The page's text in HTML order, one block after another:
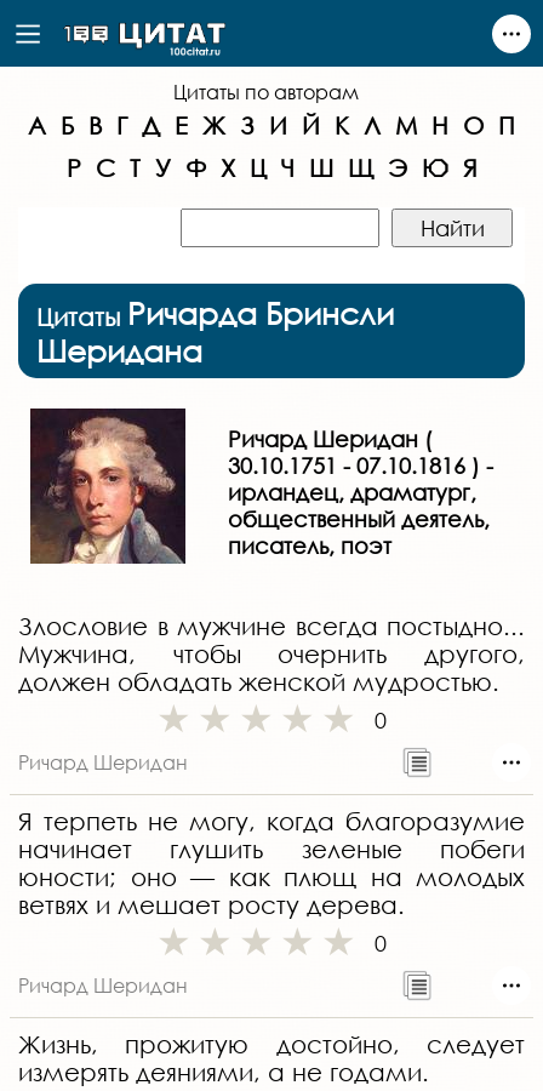
Цитаты по авторам
А Б В Г Д Е Ж З И Й К Л М Н О П
Р С Т У Ф Х Ц Ч Ш Щ Э Ю Я
Цитаты Ричарда Бринсли
Шеридана
Ричард Шеридан (
30.10.1751 - 07.10.1816 ) -
ирландец, драматург,
общественный деятель,
писатель, поэт
Злословие в мужчине всегда постыдно...
Мужчина, чтобы очернить другого,
должен обладать женской мудростью.
0
Ричард Шеридан
Я терпеть не могу, когда благоразумие
начинает глушить зеленые побеги
юности; оно — как плющ на молодых
ветвях и мешает росту дерева.
0
Ричард Шеридан
Жизнь, прожитую достойно, следует
измерять деяниями, а не годами.